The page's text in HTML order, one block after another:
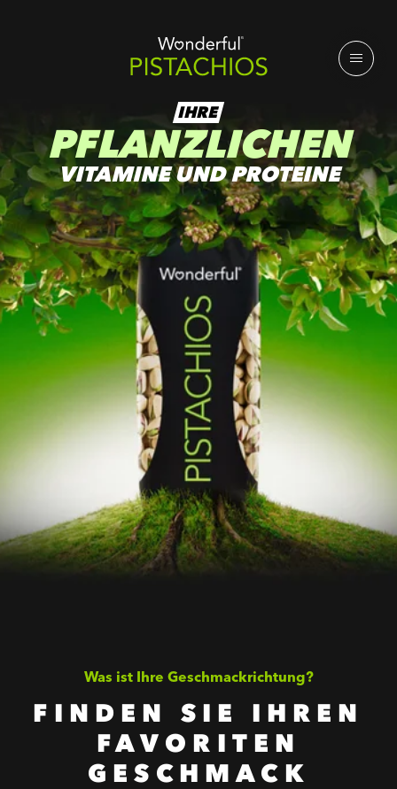
IHRE
PFLANZLICHEN
VITAMINE UND PROTEINE
Was ist Ihre Geschmackrichtung?
FINDEN SIE IHREN
FAVORITEN
GESCHMACK